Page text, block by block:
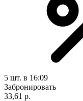
5 шт. в 16:09
Забронировать
33,61 р.